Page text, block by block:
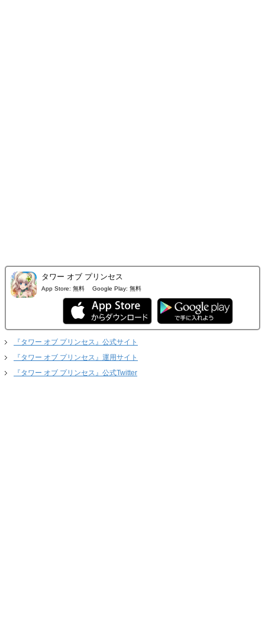
タワー オブ プリンセス
App Store: 無料 Google Play: 無料
『タワー オブ プリンセス』公式サイト
『タワー オブ プリンセス』運用サイト
『タワー オブ プリンセス』公式Twitter